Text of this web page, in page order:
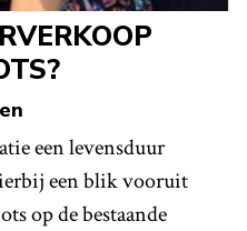
een levensduur
een blik vooruit
op de bestaande